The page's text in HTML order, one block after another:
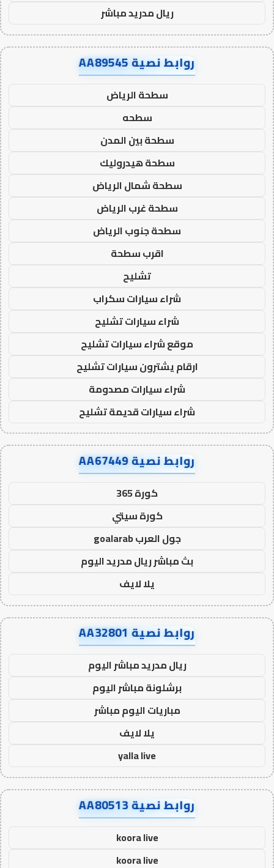
ريال مدريد مباشر
روابط نصية AA89545
سطحة الرياض
سطحه
سطحة بين المدن
سطحة هيدروليك
سطحة شمال الرياض
سطحة غرب الرياض
سطحة جنوب الرياض
اقرب سطحة
تشليح
شراء سيارات سكراب
شراء سيارات تشليح
موقع شراء سيارات تشليح
ارقام يشترون سيارات تشليح
شراء سيارات مصدومة
شراء سيارات قديمة تشليح
روابط نصية AA67449
كورة 365
كورة سيتي
جول العرب goalarab
بث مباشر ريال مدريد اليوم
يلا لايف
روابط نصية AA32801
ريال مدريد مباشر اليوم
برشلونة مباشر اليوم
مباريات اليوم مباشر
يلا لايف
yalla live
روابط نصية AA80513
koora live
koora live